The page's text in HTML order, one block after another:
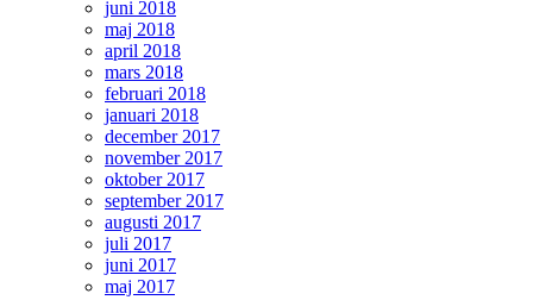
juni 2018
maj 2018
april 2018
mars 2018
februari 2018
januari 2018
december 2017
november 2017
oktober 2017
september 2017
augusti 2017
juli 2017
juni 2017
maj 2017